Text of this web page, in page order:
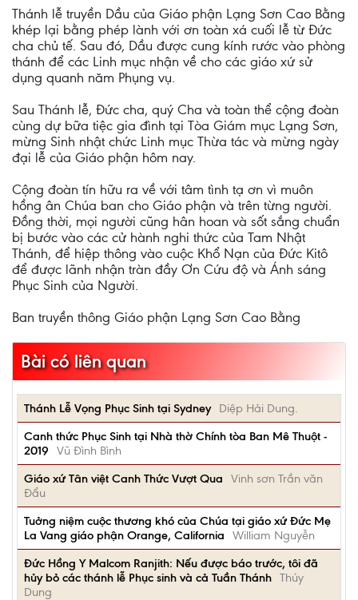
Thánh lễ truyền Dầu của Giáo phận Lạng Sơn Cao Bằng
khép lại bằng phép lành với ơn toàn xá cuối lễ từ Đức
cha chủ tế. Sau đó, Dầu được cung kính rước vào phòng
thánh để các Linh mục nhận về cho các giáo xứ sử
dụng quanh năm Phụng vụ.
Sau Thánh lễ, Đức cha, quý Cha và toàn thể cộng đoàn
cùng dự bữa tiệc gia đình tại Tòa Giám mục Lạng Sơn,
mừng Sinh nhật chức Linh mục Thừa tác và mừng ngày
đại lễ của Giáo phận hôm nay.
Cộng đoàn tín hữu ra về với tâm tình tạ ơn vì muôn
hồng ân Chúa ban cho Giáo phận và trên từng người.
Đồng thời, mọi người cũng hân hoan và sốt sắng chuẩn
bị bước vào các cử hành nghi thức của Tam Nhật
Thánh, để hiệp thông vào cuộc Khổ Nạn của Đức Kitô
để được lãnh nhận tràn đầy Ơn Cứu độ và Ánh sáng
Phục Sinh của Người.
Ban truyền thông Giáo phận Lạng Sơn Cao Bằng
Bài có liên quan
Thánh Lễ Vọng Phục Sinh tại Sydney
Diệp Hải Dung.
Canh thức Phục Sinh tại Nhà thờ Chính tòa Ban Mê Thuột -
2019
Vũ Đình Bình
Giáo xứ Tân việt Canh Thức Vượt Qua
Vinh sơn Trần văn
Đẩu
Tuởng niệm cuộc thương khó của Chúa tại giáo xứ Đức Mẹ
La Vang giáo phận Orange, California
William Nguyễn
Đức Hồng Y Malcom Ranjith: Nếu được báo trước, tôi đã
hủy bỏ các thánh lễ Phục sinh và cả Tuần Thánh Thúy
Dung